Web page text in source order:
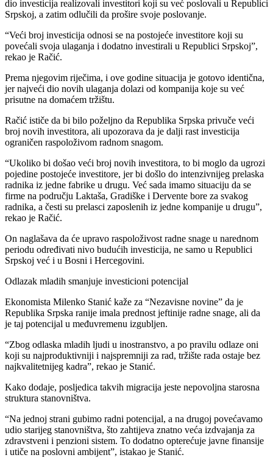
dio investicija realizovali investitori koji su već poslovali u Republici
Srpskoj, a zatim odlučili da prošire svoje poslovanje.
“Veći broj investicija odnosi se na postojeće investitore koji su
povećali svoja ulaganja i dodatno investirali u Republici Srpskoj”,
rekao je Račić.
Prema njegovim riječima, i ove godine situacija je gotovo identična,
jer najveći dio novih ulaganja dolazi od kompanija koje su već
prisutne na domaćem tržištu.
Račić ističe da bi bilo poželjno da Republika Srpska privuče veći
broj novih investitora, ali upozorava da je dalji rast investicija
ograničen raspoloživom radnom snagom.
“Ukoliko bi došao veći broj novih investitora, to bi moglo da ugrozi
pojedine postojeće investitore, jer bi došlo do intenzivnijeg prelaska
radnika iz jedne fabrike u drugu. Već sada imamo situaciju da se
firme na području Laktaša, Gradiške i Dervente bore za svakog
radnika, a česti su prelasci zaposlenih iz jedne kompanije u drugu”,
rekao je Račić.
On naglašava da će upravo raspoloživost radne snage u narednom
periodu određivati nivo budućih investicija, ne samo u Republici
Srpskoj već i u Bosni i Hercegovini.
Odlazak mladih smanjuje investicioni potencijal
Ekonomista Milenko Stanić kaže za “Nezavisne novine” da je
Republika Srpska ranije imala prednost jeftinije radne snage, ali da
je taj potencijal u međuvremenu izgubljen.
“Zbog odlaska mladih ljudi u inostranstvo, a po pravilu odlaze oni
koji su najproduktivniji i najspremniji za rad, tržište rada ostaje bez
najkvalitetnijeg kadra”, rekao je Stanić.
Kako dodaje, posljedica takvih migracija jeste nepovoljna starosna
struktura stanovništva.
“Na jednoj strani gubimo radni potencijal, a na drugoj povećavamo
udio starijeg stanovništva, što zahtijeva znatno veća izdvajanja za
zdravstveni i penzioni sistem. To dodatno opterećuje javne finansije
i utiče na poslovni ambijent”, istakao je Stanić.